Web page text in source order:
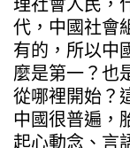
理社會人民，
代，中國社會
有的，所以中
麼是第一？也
從哪裡開始？
中國很普遍，
起心動念、言